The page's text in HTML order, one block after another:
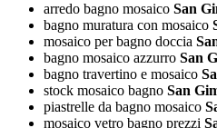
arredo bagno mosaico San
bagno muratura con mosaico
mosaico per bagno doccia
bagno mosaico azzurro San
bagno travertino e mosaico
stock mosaico bagno San
piastrelle da bagno mosaico
mosaico vetro bagno prezzi